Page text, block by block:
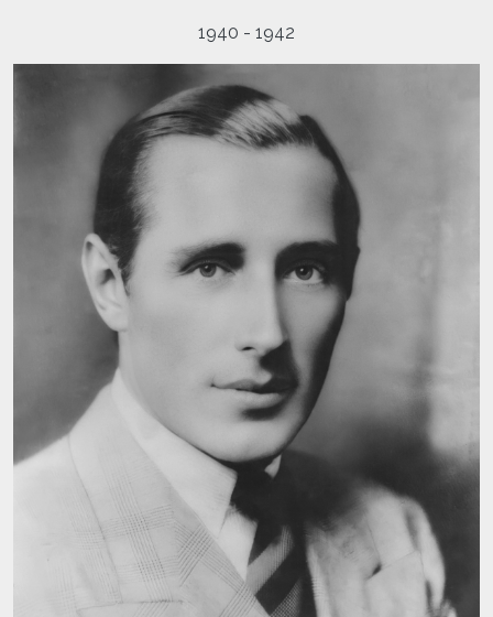
1940 - 1942